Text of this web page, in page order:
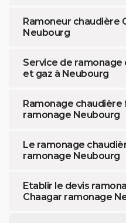
Ramoneur chaudière
Neubourg
Service de
et gaz à Neubourg
Ramonage chaudière
ramonage Neubourg
Le ramonage
ramonage Neubourg
Etablir le devis
Chaagar ramonage